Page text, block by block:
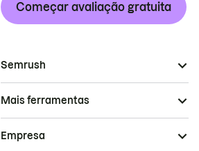
Começar avaliação gratuita
Semrush
Mais ferramentas
Empresa